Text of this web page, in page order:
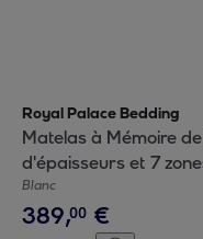
Royal Palace Bedding
Matelas à Mémoire
d'épaisseurs et 7
Blanc
389,00 €